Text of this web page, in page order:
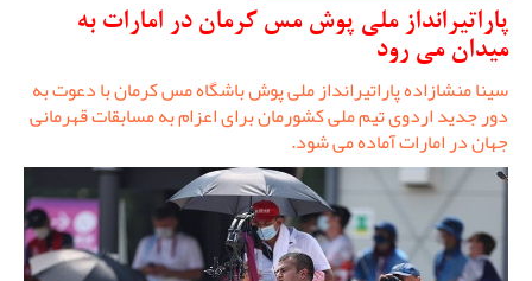
پاراتیرانداز ملی پوش مس کرمان در امارات به
میدان می رود
سینا منشازاده پاراتیرانداز ملی پوش باشگاه مس کرمان با دعوت به
دور جدید اردوی تیم ملی کشورمان برای اعزام به مسابقات قهرمانی
جهان در امارات آماده می شود.